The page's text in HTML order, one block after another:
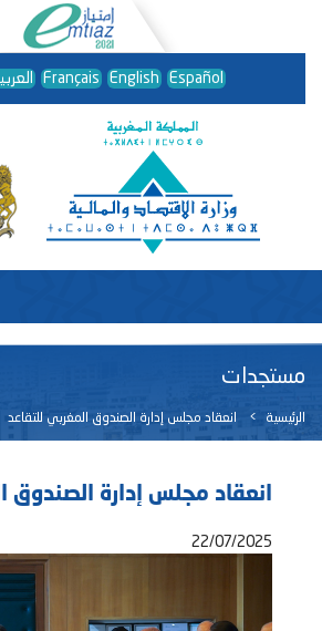
Français English Español
مستجدات
الرئيسية انعقاد مجلس إدارة الصندوق المغربي للتقاعد
انعقاد مجلس إدارة الصندوق
22/07/2025